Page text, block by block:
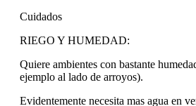
Cuidados
RIEGO Y HUMEDAD:
Quiere ambientes con bastante
ejemplo al lado de arroyos).
Evidentemente necesita mas agua en